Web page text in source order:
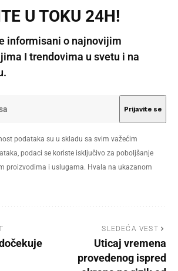
U TOKU 24H!
informisani o najnovijim
I trendovima u svetu i na
podataka su u skladu sa svim važećim
podaci se koriste isključivo za poboljšanje
proizvodima i uslugama. Hvala na ukazanom
SLEDEĆA VEST
Uticaj vremena
provedenog ispred